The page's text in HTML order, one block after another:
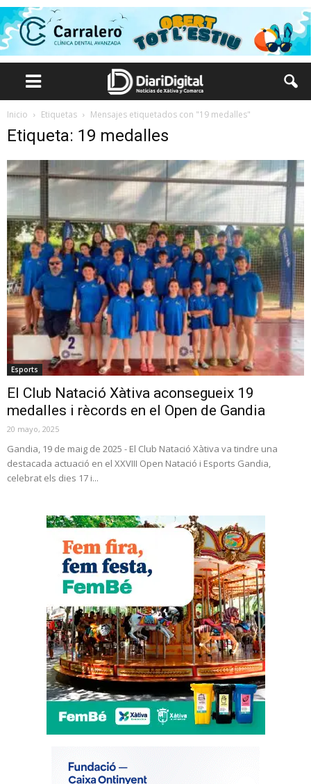
Inicio Etiquetas Mensajes etiquetados con "19 medalles"
Etiqueta: 19 medalles
Esports
El Club Natació Xàtiva aconsegueix 19
medalles i rècords en el Open de Gandia
20 mayo, 2025
Gandia, 19 de maig de 2025 - El Club Natació Xàtiva va tindre una
destacada actuació en el XXVIII Open Natació i Esports Gandia,
celebrat els dies 17 i...